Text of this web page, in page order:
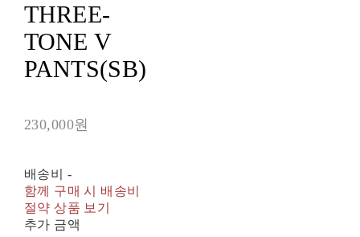
THREE-
TONE V
PANTS(SB)
230,000원
배송비 -
함께 구매 시 배송비
절약 상품 보기
추가 금액